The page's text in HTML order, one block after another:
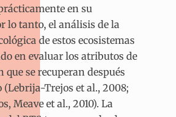
en su
lo tanto, el análisis de la
de estos ecosistemas
en evaluar los atributos de
que se recuperan después
Trejos et al., 2008;
Meave et al., 2010). La